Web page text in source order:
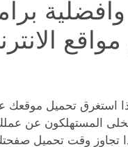
استغرق تحميل موقعك
المستهلكون عن